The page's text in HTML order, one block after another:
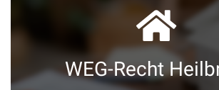
WEG-Recht